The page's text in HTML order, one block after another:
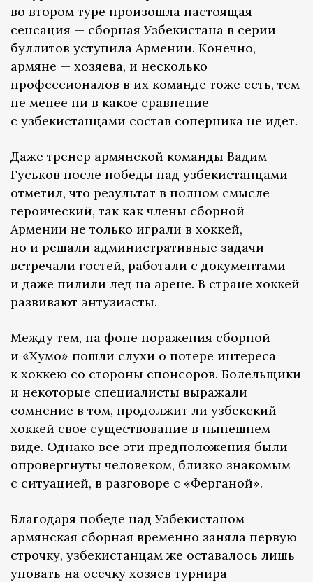
во втором туре произошла настоящая
сенсация — сборная Узбекистана в серии
буллитов уступила Армении. Конечно,
армяне — хозяева, и несколько
профессионалов в их команде тоже есть, тем
не менее ни в какое сравнение
с узбекистанцами состав соперника не идет.
Даже тренер армянской команды Вадим
Гуськов после победы над узбекистанцами
отметил, что результат в полном смысле
героический, так как члены сборной
Армении не только играли в хоккей,
но и решали административные задачи —
встречали гостей, работали с документами
и даже пилили лед на арене. В стране хоккей
развивают энтузиасты.
Между тем, на фоне поражения сборной
и «Хумо» пошли слухи о потере интереса
к хоккею со стороны спонсоров. Болельщики
и некоторые специалисты выражали
сомнение в том, продолжит ли узбекский
хоккей свое существование в нынешнем
виде. Однако все эти предположения были
опровергнуты человеком, близко знакомым
с ситуацией, в разговоре с «Ферганой».
Благодаря победе над Узбекистаном
армянская сборная временно заняла первую
строчку, узбекистанцам же оставалось лишь
уповать на осечку хозяев турнира